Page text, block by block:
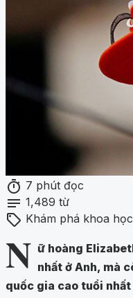
timer 7 phút đọc
notes 1,489 từ
sell Khám phá khoa học
N ữ hoàng
nhất ở Anh, mà
quốc gia cao tuổi